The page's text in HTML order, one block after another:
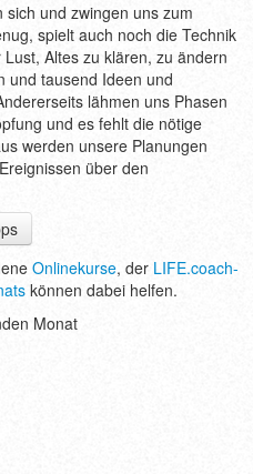
und zwingen uns zum
spielt auch noch die Technik
Altes zu klären, zu ändern
und tausend Ideen und
lähmen uns Phasen
und es fehlt die nötige
werden unsere Planungen
über den
Onlinekurse, der LIFE.coach-
können dabei helfen.
Monat